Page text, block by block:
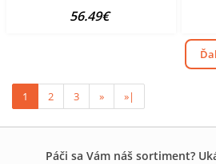
56.49€
1 2 3 » »|
Páči sa Vám náš sortiment?